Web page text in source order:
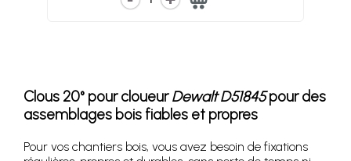
Clous 20° pour cloueurDewalt D51845pour des
assemblages bois fiables et propres
Pour vos chantiers bois, vous avez besoin de fixations